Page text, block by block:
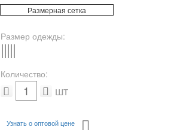
Размерная сетка
Размер одежды:
Количество:
шт
Узнать о оптовой цене